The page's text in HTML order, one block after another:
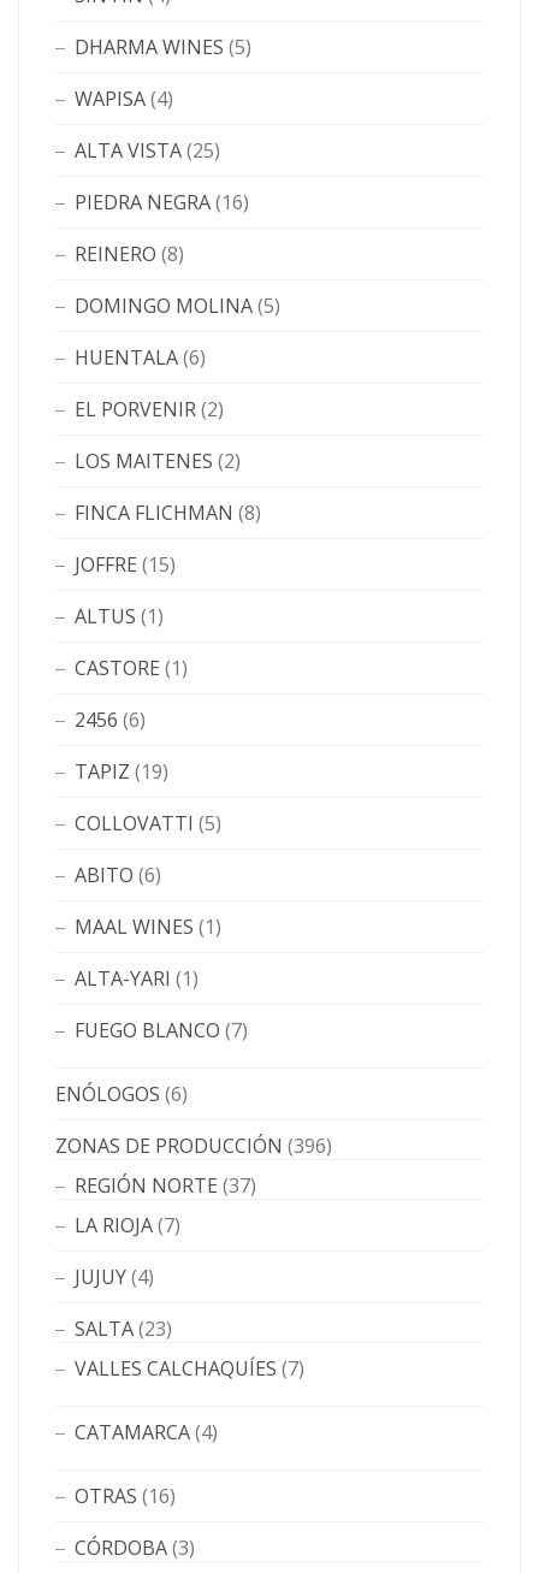
DHARMA WINES (5)
WAPISA(4)
ALTA VISTA(25)
PIEDRA NEGRA(16)
REINERO (8)
DOMINGO MOLINA(5)
HUENTALA(6)
EL PORVENIR(2)
LOS MAITENES (2)
FINCA FLICHMAN (8)
JOFFRE (15)
ALTUS (1)
CASTORE (1)
2456 (6)
TAPIZ (19)
COLLOVATTI (5)
ABITO (6)
MAAL WINES (1)
ALTA-YARI (1)
FUEGO BLANCO (7)
ENÓLOGOS (6)
ZONAS DE PRODUCCIÓN (396)
REGIÓN NORTE (37)
LA RIOJA(7)
JUJUY(4)
SALTA(23)
VALLES CALCHAQUÍES (7)
CATAMARCA(4)
OTRAS (16)
CÓRDOBA(3)